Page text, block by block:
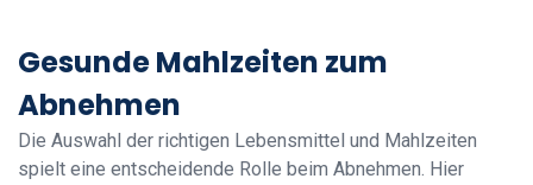
Gesunde Mahlzeiten zum
Abnehmen
Die Auswahl der richtigen Lebensmittel und Mahlzeiten
spielt eine entscheidende Rolle beim Abnehmen. Hier